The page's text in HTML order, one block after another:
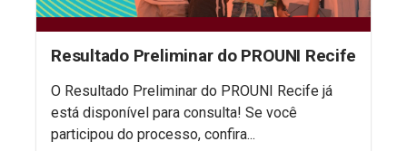
Resultado Preliminar do PROUNI Recife
O Resultado Preliminar do PROUNI Recife já
está disponível para consulta! Se você
participou do processo, confira...